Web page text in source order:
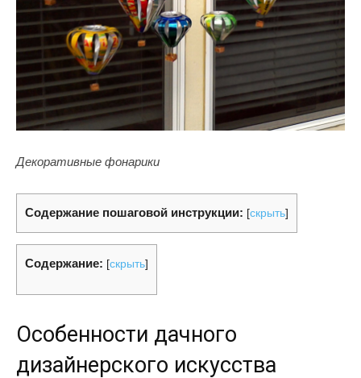
Декоративные фонарики
Содержание пошаговой инструкции: [скрыть]
Содержание: [скрыть]
Особенности дачного
дизайнерского искусства